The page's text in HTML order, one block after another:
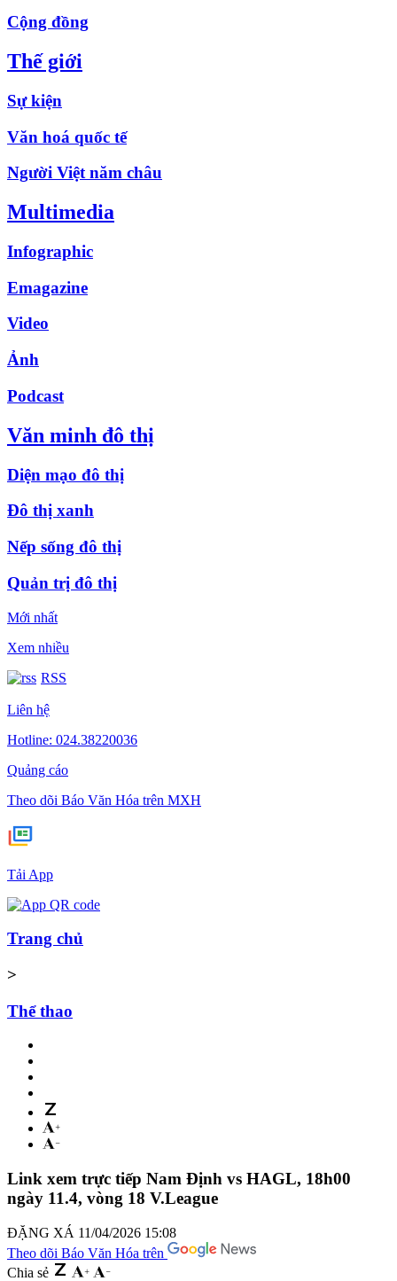
Cộng đồng
Thế giới
Sự kiện
Văn hoá quốc tế
Người Việt năm châu
Multimedia
Infographic
Emagazine
Video
Ảnh
Podcast
Văn minh đô thị
Diện mạo đô thị
Đô thị xanh
Nếp sống đô thị
Quản trị đô thị
Mới nhất
Xem nhiều
RSS
Liên hệ
Hotline: 024.38220036
Quảng cáo
Theo dõi Báo Văn Hóa trên MXH
Tải App
Trang chủ
>
Thể thao
Link xem trực tiếp Nam Định vs HAGL, 18h00
ngày 11.4, vòng 18 V.League
ĐẶNG XÁ 11/04/2026 15:08
Theo dõi Báo Văn Hóa trên
Chia sẻ